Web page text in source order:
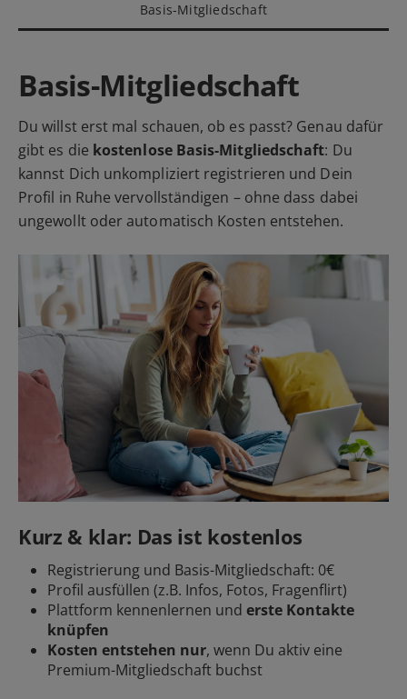
Basis-Mitgliedschaft
Basis-Mitgliedschaft
Du willst erst mal schauen, ob es passt? Genau dafür
gibt es die kostenlose Basis-Mitgliedschaft: Du
kannst Dich unkompliziert registrieren und Dein
Profil in Ruhe vervollständigen – ohne dass dabei
ungewollt oder automatisch Kosten entstehen.
Kurz & klar: Das ist kostenlos
Registrierung und Basis-Mitgliedschaft: 0€
Profil ausfüllen (z.B. Infos, Fotos, Fragenflirt)
Plattform kennenlernen und erste Kontakte
knüpfen
Kosten entstehen nur, wenn Du aktiv eine
Premium-Mitgliedschaft buchst